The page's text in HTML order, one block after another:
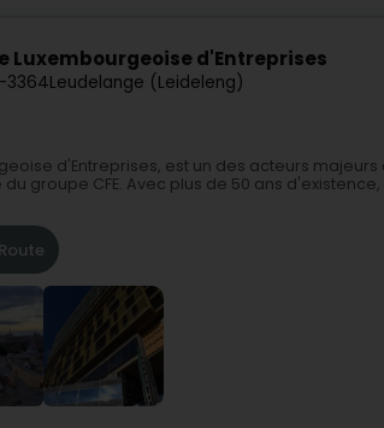
Luxembourgeoise d'Entreprises
3364Leudelange (Leideleng)
d'Entreprises, est un des acteurs
groupe CFE. Avec plus de 50 ans d'existence,
Route